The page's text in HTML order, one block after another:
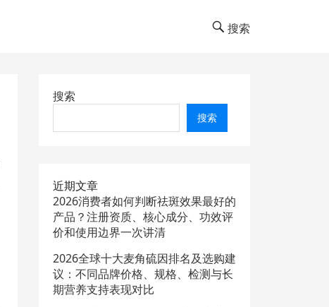
搜索
搜索
搜索
近期文章
2026消费者如何判断祛斑效果最好的
产品？注册资质、核心成分、功效评
价和使用边界一次讲清
2026全球十大麦角硫因排名及选购建
议：不同品牌价格、规格、检测与长
期营养支持表现对比